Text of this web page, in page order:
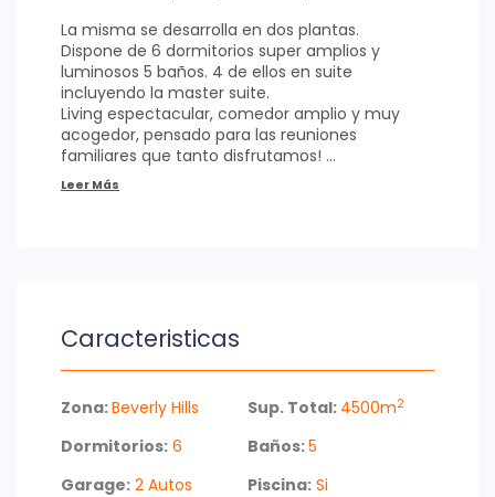
La misma se desarrolla en dos plantas.
Dispone de 6 dormitorios super amplios y
luminosos 5 baños. 4 de ellos en suite
incluyendo la master suite.
Living espectacular, comedor amplio y muy
acogedor, pensado para las reuniones
familiares que tanto disfrutamos!
La casa cuenta con una cocina grande,
comoda y muy bien equipada, con acceso a
Piscina grande rodeada de un inmenso parque.
Conocé mas sobre esta impresionante
Villalba Propiedades
Caracteristicas
Zona:Beverly Hills Sup. Total: 4500m2
Dormitorios: 6 Baños:5
Garage: 2 Autos Piscina: Si